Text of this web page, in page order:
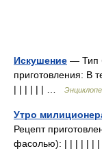
Искушение — Тип
приготовления: В
| | | | | | …
Утро
Рецепт
фасолью): | | | | | |